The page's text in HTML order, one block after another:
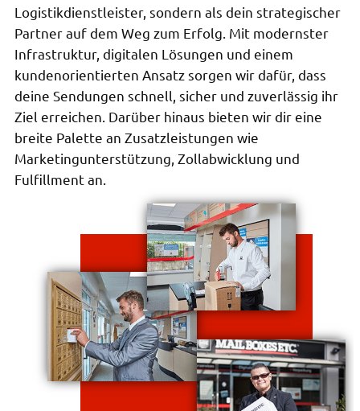
Logistikdienstleister, sondern als dein strategischer
Partner auf dem Weg zum Erfolg. Mit modernster
Infrastruktur, digitalen Lösungen und einem
kundenorientierten Ansatz sorgen wir dafür, dass
deine Sendungen schnell, sicher und zuverlässig ihr
Ziel erreichen. Darüber hinaus bieten wir dir eine
breite Palette an Zusatzleistungen wie
Marketingunterstützung, Zollabwicklung und
Fulfillment an.